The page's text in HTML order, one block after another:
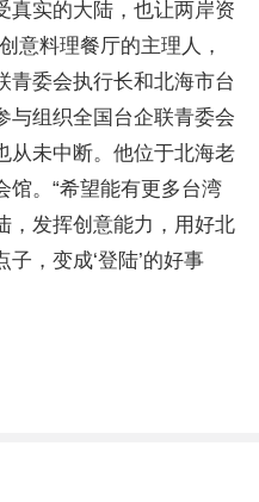
真实的大陆，也让两岸资
意料理餐厅的主理人，
青委会执行长和北海市台
与组织全国台企联青委会
从未中断。他位于北海老
馆。“希望能有更多台湾
，发挥创意能力，用好北
，变成‘登陆’的好事